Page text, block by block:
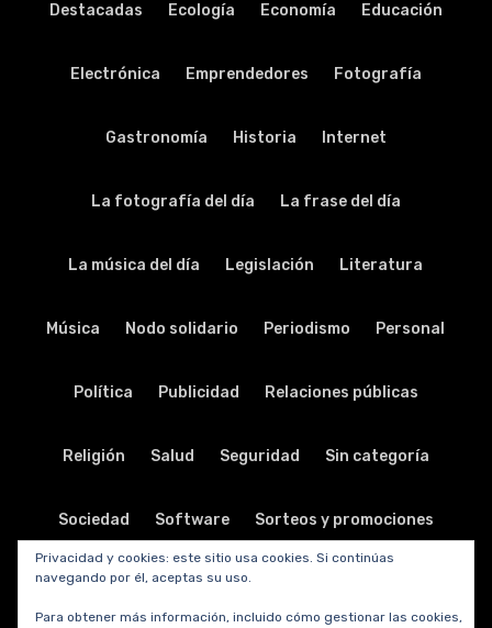
Destacadas Ecología Economía Educación
Electrónica Emprendedores Fotografía
Gastronomía Historia Internet
La fotografía del día La frase del día
La música del día Legislación Literatura
Música Nodo solidario Periodismo Personal
Política Publicidad Relaciones públicas
Religión Salud Seguridad Sin categoría
Sociedad Software Sorteos y promociones
Tabletas Teatro
Privacidad y cookies: este sitio usa cookies. Si continúas
navegando por él, aceptas su uso.
Para obtener más información, incluido cómo gestionar las cookies,